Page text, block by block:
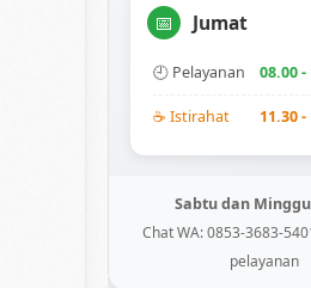
📅 Jumat
🕘 Pelayanan 08.00 -
☕ Istirahat 11.30
Sabtu dan
Chat WA: 0853-3683-
pelayanan